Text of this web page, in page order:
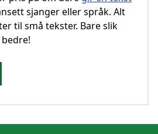
sjanger eller språk. Alt
til små tekster. Bare slik